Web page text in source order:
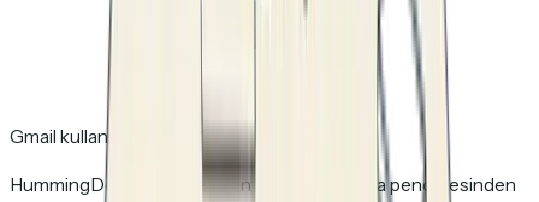
Gmail kullanıyor musun?
HummingDeck Chrome uzantısı, Gmail yazma penceresinden